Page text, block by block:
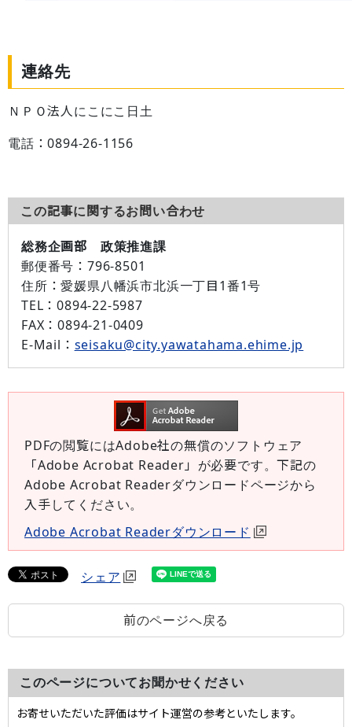
連絡先
ＮＰＯ法人にこにこ日土
電話：0894-26-1156
この記事に関するお問い合わせ
総務企画部 政策推進課
郵便番号： 796-8501
住所：愛媛県八幡浜市北浜一丁目1番1号
TEL：0894-22-5987
FAX：0894-21-0409
E-Mail： seisaku@city.yawatahama.ehime.jp
PDFの閲覧にはAdobe社の無償のソフトウェア
「Adobe Acrobat Reader」が必要です。下記の
Adobe Acrobat Readerダウンロードページから
入手してください。
Adobe Acrobat Readerダウンロード
シェア
前のページへ戻る
このページについてお聞かせください